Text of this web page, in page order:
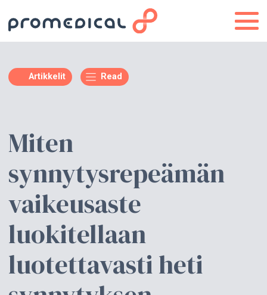
Artikkelit Read
Miten
synnytysrepeämän
vaikeusaste
luokitellaan
luotettavasti heti